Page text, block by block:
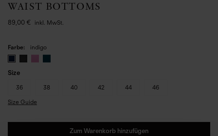
WAIST BOTTOMS
89,00 € inkl. MwSt.
Farbe indigo
Size
36
38 40 42 44
46
Size Guide
Zum Warenkorb hinzufügen